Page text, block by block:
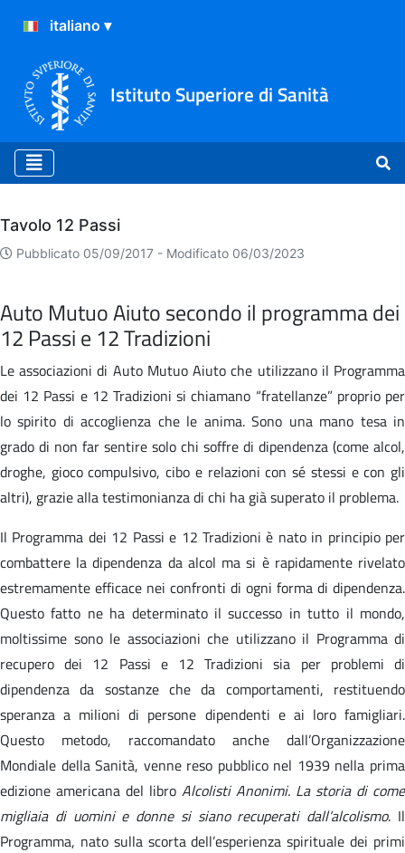
Istituto Superiore di Sanità
Archivio
Tavolo 12 Passi
Pubblicato 05/09/2017 - Modificato 06/03/2023
Auto Mutuo Aiuto secondo il programma dei
12 Passi e 12 Tradizioni
Le associazioni di Auto Mutuo Aiuto che utilizzano il Programma
dei 12 Passi e 12 Tradizioni si chiamano “fratellanze” proprio per
lo spirito di accoglienza che le anima. Sono una mano tesa in
grado di non far sentire solo chi soffre di dipendenza (come alcol,
droghe, gioco compulsivo, cibo e relazioni con sé stessi e con gli
altri), grazie alla testimonianza di chi ha già superato il problema.
Il Programma dei 12 Passi e 12 Tradizioni è nato in principio per
combattere la dipendenza da alcol ma si è rapidamente rivelato
estremamente efficace nei confronti di ogni forma di dipendenza.
Questo fatto ne ha determinato il successo in tutto il mondo,
moltissime sono le associazioni che utilizzano il Programma di
recupero dei 12 Passi e 12 Tradizioni sia per problemi di
dipendenza da sostanze che da comportamenti, restituendo
speranza a milioni di persone dipendenti e ai loro famigliari.
Questo metodo, raccomandato anche dall’Organizzazione
Mondiale della Sanità, venne reso pubblico nel 1939 nella prima
edizione americana del libro Alcolisti Anonimi. La storia di come
migliaia di uomini e donne si siano recuperati dall’alcolismo. Il
Programma, nato sulla scorta dell’esperienza spirituale dei primi